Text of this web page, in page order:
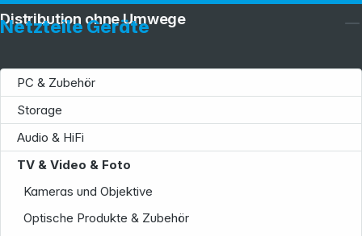
Netzteile Geräte
PC & Zubehör
Storage
Audio & HiFi
TV & Video & Foto
Kameras und Objektive
Optische Produkte & Zubehör
Distribution ohne Umwege